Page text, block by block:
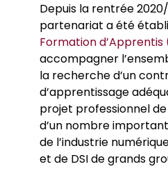
Depuis la rentrée 2020/
partenariat a été
Formation d’Apprentis
accompagner
la recherche d’un
d’apprentissage
projet professionnel
d’un nombre
de l’industrie
et de DSI de grands